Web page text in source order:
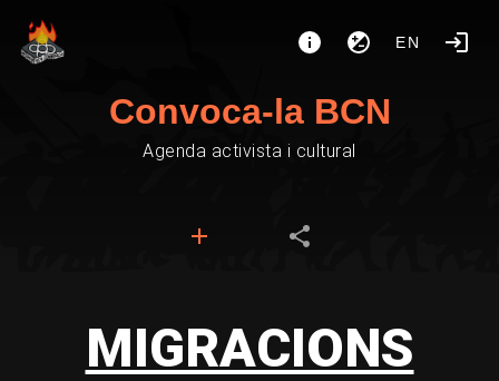
EN
Convoca-la BCN
Agenda activista i cultural
MIGRACIONS